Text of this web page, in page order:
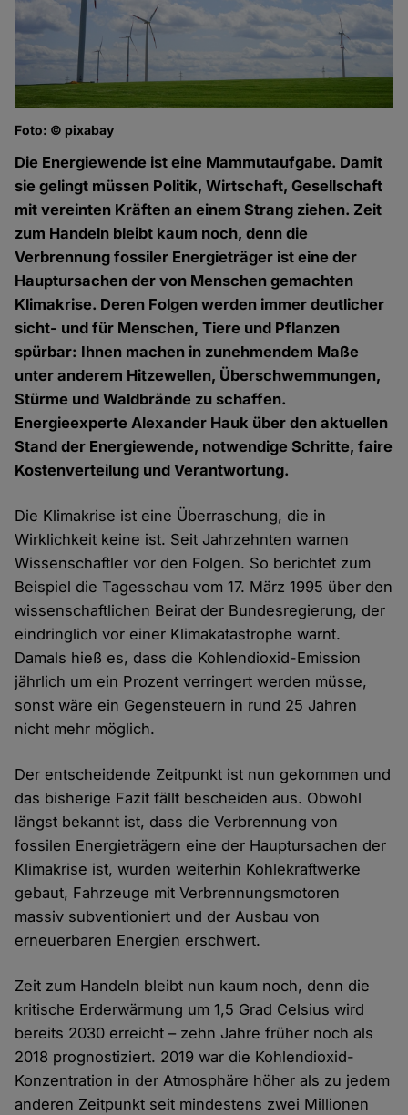
Foto: © pixabay
Die Energiewende ist eine Mammutaufgabe. Damit
sie gelingt müssen Politik, Wirtschaft, Gesellschaft
mit vereinten Kräften an einem Strang ziehen. Zeit
zum Handeln bleibt kaum noch, denn die
Verbrennung fossiler Energieträger ist eine der
Hauptursachen der von Menschen gemachten
Klimakrise. Deren Folgen werden immer deutlicher
sicht- und für Menschen, Tiere und Pflanzen
spürbar: Ihnen machen in zunehmendem Maße
unter anderem Hitzewellen, Überschwemmungen,
Stürme und Waldbrände zu schaffen.
Energieexperte Alexander Hauk über den aktuellen
Stand der Energiewende, notwendige Schritte, faire
Kostenverteilung und Verantwortung.
Die Klimakrise ist eine Überraschung, die in
Wirklichkeit keine ist. Seit Jahrzehnten warnen
Wissenschaftler vor den Folgen. So berichtet zum
Beispiel die Tagesschau vom 17. März 1995 über den
wissenschaftlichen Beirat der Bundesregierung, der
eindringlich vor einer Klimakatastrophe warnt.
Damals hieß es, dass die Kohlendioxid-Emission
jährlich um ein Prozent verringert werden müsse,
sonst wäre ein Gegensteuern in rund 25 Jahren
nicht mehr möglich.
Der entscheidende Zeitpunkt ist nun gekommen und
das bisherige Fazit fällt bescheiden aus. Obwohl
längst bekannt ist, dass die Verbrennung von
fossilen Energieträgern eine der Hauptursachen der
Klimakrise ist, wurden weiterhin Kohlekraftwerke
gebaut, Fahrzeuge mit Verbrennungsmotoren
massiv subventioniert und der Ausbau von
erneuerbaren Energien erschwert.
Zeit zum Handeln bleibt nun kaum noch, denn die
kritische Erderwärmung um 1,5 Grad Celsius wird
bereits 2030 erreicht – zehn Jahre früher noch als
2018 prognostiziert. 2019 war die Kohlendioxid-
Konzentration in der Atmosphäre höher als zu jedem
anderen Zeitpunkt seit mindestens zwei Millionen